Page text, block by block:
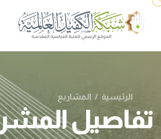
الرئيسية / المشاريع
تفاصيل